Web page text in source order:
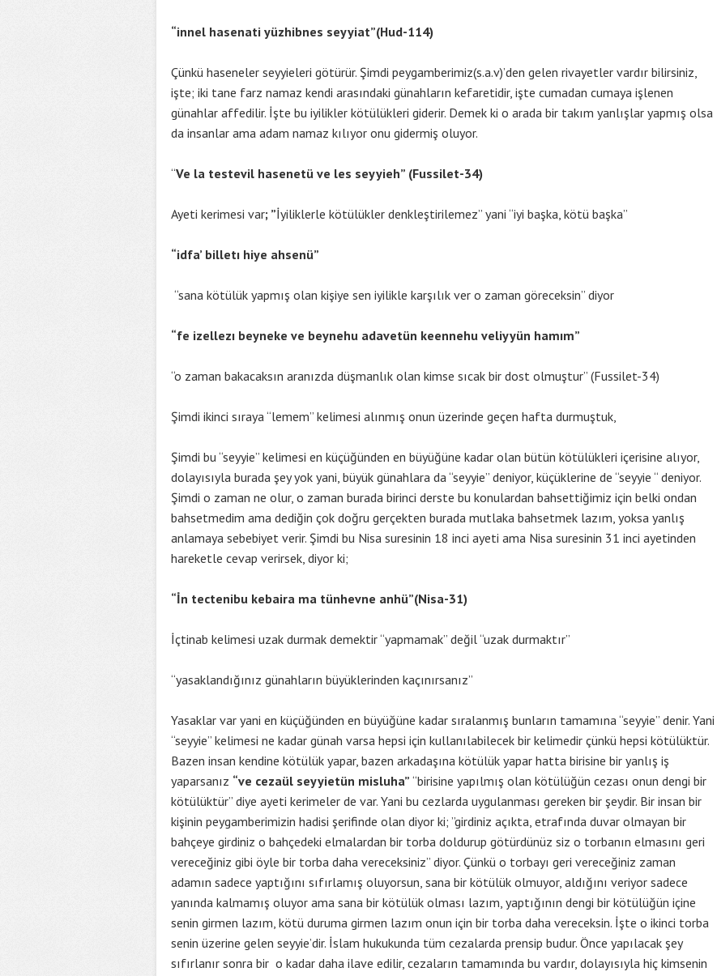
“innel hasenati yüzhibnes seyyiat”(Hud-114)
Çünkü haseneler seyyieleri götürür. Şimdi peygamberimiz(s.a.v)’den gelen rivayetler vardır bilirsiniz,
işte; iki tane farz namaz kendi arasındaki günahların kefaretidir, işte cumadan cumaya işlenen
günahlar affedilir. İşte bu iyilikler kötülükleri giderir. Demek ki o arada bir takım yanlışlar yapmış olsa
da insanlar ama adam namaz kılıyor onu gidermiş oluyor.
“Ve la testevil hasenetü ve les seyyieh” (Fussilet-34)
Ayeti kerimesi var; ”İyiliklerle kötülükler denkleştirilemez” yani “iyi başka, kötü başka”
“idfa’ billetı hiye ahsenü”
“sana kötülük yapmış olan kişiye sen iyilikle karşılık ver o zaman göreceksin” diyor
“fe izellezı beyneke ve beynehu adavetün keennehu veliyyün hamım”
“o zaman bakacaksın aranızda düşmanlık olan kimse sıcak bir dost olmuştur” (Fussilet-34)
Şimdi ikinci sıraya “lemem” kelimesi alınmış onun üzerinde geçen hafta durmuştuk,
Şimdi bu “seyyie” kelimesi en küçüğünden en büyüğüne kadar olan bütün kötülükleri içerisine alıyor,
dolayısıyla burada şey yok yani, büyük günahlara da “seyyie” deniyor, küçüklerine de “seyyie “ deniyor.
Şimdi o zaman ne olur, o zaman burada birinci derste bu konulardan bahsettiğimiz için belki ondan
bahsetmedim ama dediğin çok doğru gerçekten burada mutlaka bahsetmek lazım, yoksa yanlış
anlamaya sebebiyet verir. Şimdi bu Nisa suresinin 18 inci ayeti ama Nisa suresinin 31 inci ayetinden
hareketle cevap verirsek, diyor ki;
“İn tectenibu kebaira ma tünhevne anhü”(Nisa-31)
İçtinab kelimesi uzak durmak demektir “yapmamak” değil “uzak durmaktır”
“yasaklandığınız günahların büyüklerinden kaçınırsanız”
Yasaklar var yani en küçüğünden en büyüğüne kadar sıralanmış bunların tamamına “seyyie” denir. Yani
“seyyie” kelimesi ne kadar günah varsa hepsi için kullanılabilecek bir kelimedir çünkü hepsi kötülüktür.
Bazen insan kendine kötülük yapar, bazen arkadaşına kötülük yapar hatta birisine bir yanlış iş
yaparsanız “ve cezaül seyyietün misluha” “birisine yapılmış olan kötülüğün cezası onun dengi bir
kötülüktür” diye ayeti kerimeler de var. Yani bu cezlarda uygulanması gereken bir şeydir. Bir insan bir
kişinin peygamberimizin hadisi şerifinde olan diyor ki; ”girdiniz açıkta, etrafında duvar olmayan bir
bahçeye girdiniz o bahçedeki elmalardan bir torba doldurup götürdünüz siz o torbanın elmasını geri
vereceğiniz gibi öyle bir torba daha vereceksiniz” diyor. Çünkü o torbayı geri vereceğiniz zaman
adamın sadece yaptığını sıfırlamış oluyorsun, sana bir kötülük olmuyor, aldığını veriyor sadece
yanında kalmamış oluyor ama sana bir kötülük olması lazım, yaptığının dengi bir kötülüğün içine
senin girmen lazım, kötü duruma girmen lazım onun için bir torba daha vereceksin. İşte o ikinci torba
senin üzerine gelen seyyie’dir. İslam hukukunda tüm cezalarda prensip budur. Önce yapılacak şey
sıfırlanır sonra bir o kadar daha ilave edilir, cezaların tamamında bu vardır, dolayısıyla hiç kimsenin